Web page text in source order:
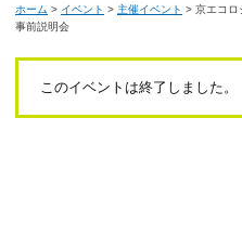
講座
ボランティア
活動支援
ホーム > イベント > 主催イベント > 京エコロ
事前説明会
このイベントは終了しました。